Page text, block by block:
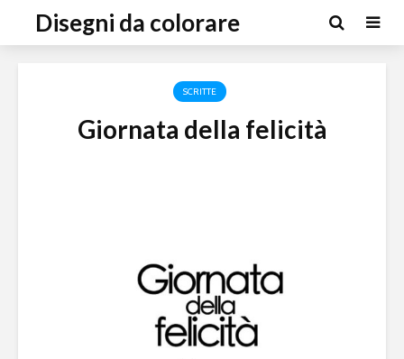
Disegni da colorare
SCRITTE
Giornata della felicità